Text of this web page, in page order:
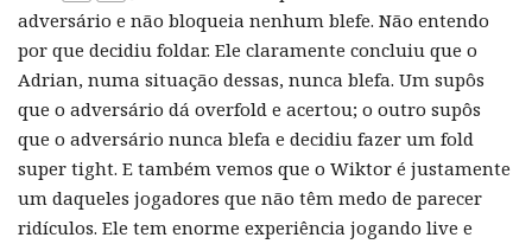
adversário e não bloqueia nenhum blefe. Não entendo
por que decidiu foldar. Ele claramente concluiu que o
Adrian, numa situação dessas, nunca blefa. Um supôs
que o adversário dá overfold e acertou; o outro supôs
que o adversário nunca blefa e decidiu fazer um fold
super tight. E também vemos que o Wiktor é justamente
um daqueles jogadores que não têm medo de parecer
ridículos. Ele tem enorme experiência jogando live e